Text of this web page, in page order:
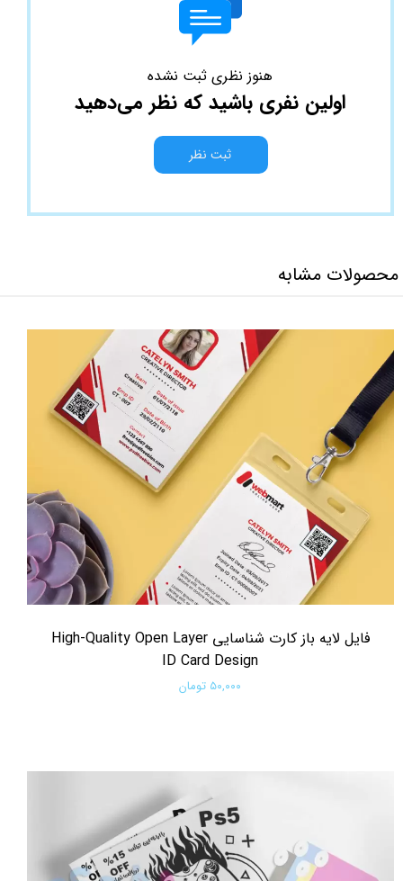
هنوز نظری ثبت نشده
اولین نفری باشید که نظر می‌دهید
ثبت نظر
محصولات مشابه
فایل لایه باز کارت شناسایی High-Quality Open Layer
ID Card Design
۵۰,۰۰۰ تومان